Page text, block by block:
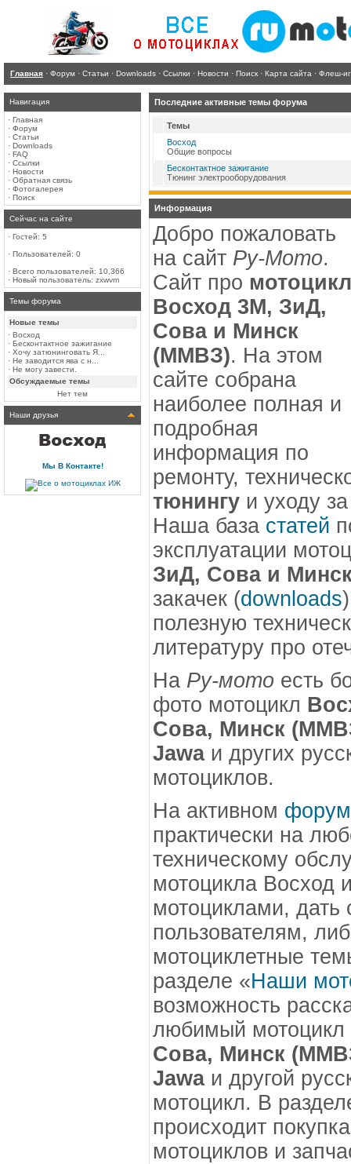
Главная · Форум · Статьи · Downloads · Ссылки · Новости · Поиск · Карта сайта · Флеш-
Навигация
· Главная
· Форум
· Статьи
· Downloads
· FAQ
· Ссылки
· Новости
· Обратная связь
· Фотогалерея
· Поиск
Сейчас на сайте
· Гостей: 5
· Пользователей: 0
· Всего пользователей: 10,366
· Новый пользователь: zxwvm
Темы форума
Новые темы
· Восход
· Бесконтактное зажигание
· Хочу затюнинговать Я...
· Не заводится ява с н...
· Не могу завести.
Обсуждаемые темы
Нет тем
Наши друзья
Мы В Контакте!
Последние активные темы форума
Темы
Восход
Общие вопросы
Бесконтактное зажигание
Тюнинг электрооборудования
Информация
Добро пожаловать
на сайт Ру-Мото.
Сайт про мотоцикл
Восход 3М, ЗиД,
Сова и Минск
(ММВЗ). На этом
сайте собрана
наиболее полная и
подробная
информация по
ремонту,
тюнингу и уходу
Наша база статей
эксплуатации
ЗиД, Сова и
закачек (downloads
полезную
литературу про
На Ру-мото есть
фото мотоцикл
Сова, Минск
Jawaи других
мотоциклов.
На активном
практически на
техническому
мотоцикла Восход
мотоциклами, дать
пользователям,
мотоциклетные
разделе «Наши
возможность
любимый мотоцикл
Сова, Минск
Jawaи другой
мотоцикл. В
происходит
мотоциклов и